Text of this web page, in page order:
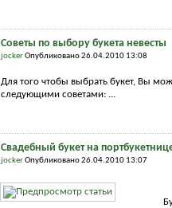
Советы по выбору букета невесты
jockerОпубликовано 26.04.2010 13:08
Для того чтобы выбрать букет, Вы
следующими советами: ...
Свадебный букет на
jockerОпубликовано 26.04.2010 13:07